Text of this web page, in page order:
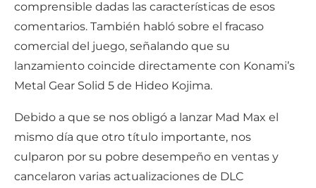
comprensible dadas las características de esos
comentarios. También habló sobre el fracaso
comercial del juego, señalando que su
lanzamiento coincide directamente con Konami’s
Metal Gear Solid 5 de Hideo Kojima.
Debido a que se nos obligó a lanzar Mad Max el
mismo día que otro título importante, nos
culparon por su pobre desempeño en ventas y
cancelaron varias actualizaciones de DLC